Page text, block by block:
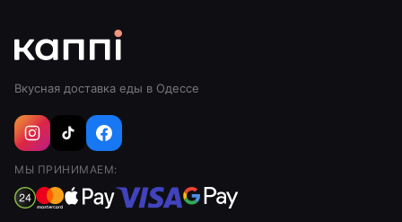
Вкусная доставка еды в Одессе
МЫ ПРИНИМАЕМ: